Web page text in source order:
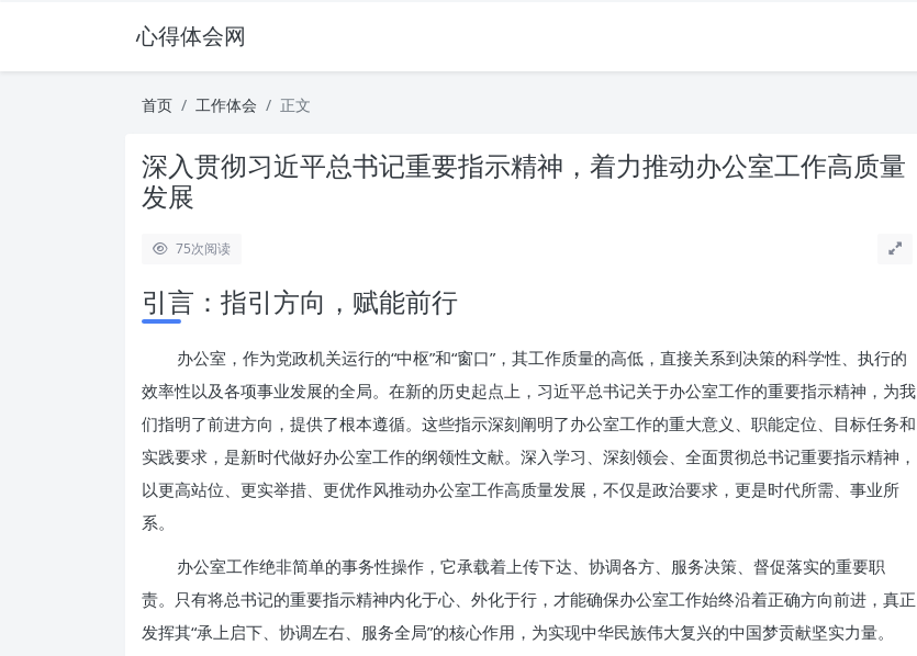
心得体会网
首页 工作体会 正文
深入贯彻习近平总书记重要指示精神，着力推动办公室工作高质量
发展
75次阅读
引言：指引方向，赋能前行
办公室，作为党政机关运行的“中枢”和“窗口”，其工作质量的高低，直接关系到决策的科学性、执行的
效率性以及各项事业发展的全局。在新的历史起点上，习近平总书记关于办公室工作的重要指示精神，为我
们指明了前进方向，提供了根本遵循。这些指示深刻阐明了办公室工作的重大意义、职能定位、目标任务和
实践要求，是新时代做好办公室工作的纲领性文献。深入学习、深刻领会、全面贯彻总书记重要指示精神，
以更高站位、更实举措、更优作风推动办公室工作高质量发展，不仅是政治要求，更是时代所需、事业所
系。
办公室工作绝非简单的事务性操作，它承载着上传下达、协调各方、服务决策、督促落实的重要职
责。只有将总书记的重要指示精神内化于心、外化于行，才能确保办公室工作始终沿着正确方向前进，真正
发挥其“承上启下、协调左右、服务全局”的核心作用，为实现中华民族伟大复兴的中国梦贡献坚实力量。